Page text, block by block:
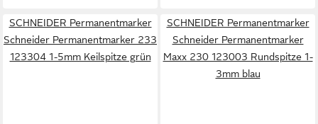
SCHNEIDER Permanentmarker
Schneider Permanentmarker 233
123304 1-5mm Keilspitze grün
SCHNEIDER Permanentmarker
Schneider Permanentmarker
Maxx 230 123003 Rundspitze 1-
3mm blau